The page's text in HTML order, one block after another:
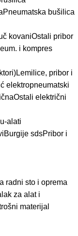
Pneumatska bušilica
kovaniOstali pribor
i kompres
Lemilice, pribor i
elektropneumatski
Ostali električni
alati
Burgije sdsPribor i
radni sto i oprema
za alat i
materijal